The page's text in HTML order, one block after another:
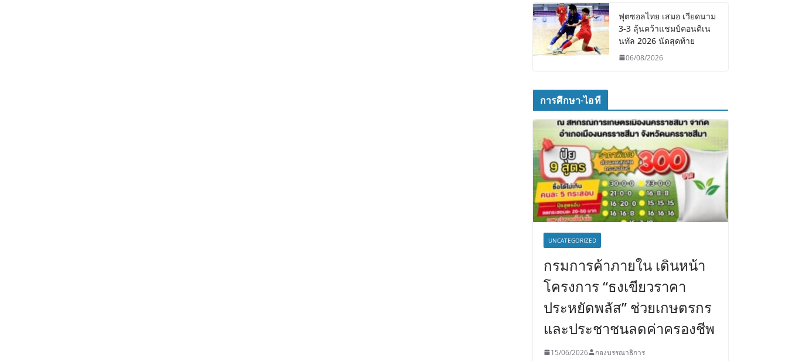
ฟุตซอลไทย เสมอ เวียดนาม
3-3 ลุ้นคว้าแชมป์คอนติเน
นทัล 2026 นัดสุดท้าย
06/08/2026
การศึกษา-ไอที
UNCATEGORIZED
กรมการค้าภายใน เดินหน้า
โครงการ “ธงเขียวราคา
ประหยัดพลัส” ช่วยเกษตรกร
และประชาชนลดค่าครองชีพ
15/06/2026 กองบรรณาธิการ